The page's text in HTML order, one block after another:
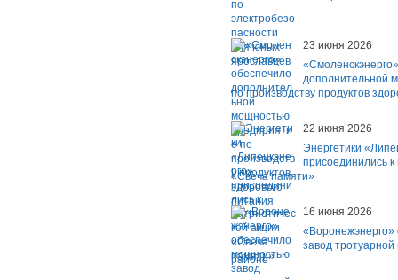
23 июня 2026
дополнительной
по производству продуктов
22 июня 2026
Энергетики
присоединились к
«Свеча памяти»
16 июня 2026
завод тротуарной
районе